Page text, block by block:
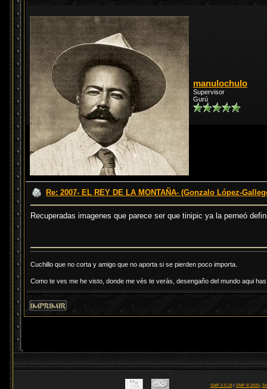
manulochulo
Supervisor
Gurú
Re: 2007- EL REY DE LA MONTAÑA- (Gonzalo López-
Recuperadas imagenes que parece ser que tinipic ya la perneó
Cuchillo que no corta y amigo que no aporta si se pierden poco importa.
Como te ves me he visto, donde me vés te verás, desengaño del mundo aqui
SMF 2.0.18| SMF © 2020,